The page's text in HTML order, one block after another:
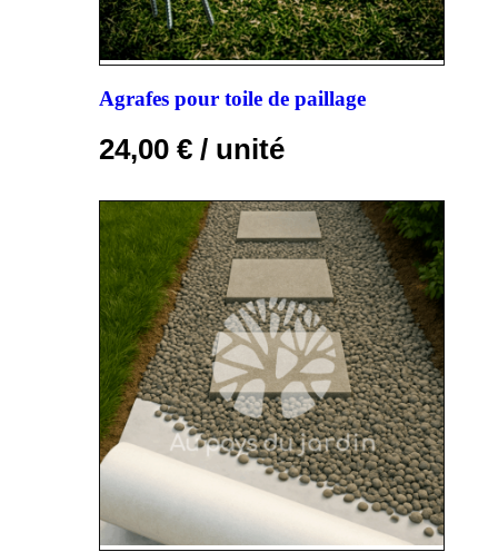
Agrafes pour toile de paillage
24,00 € / unité